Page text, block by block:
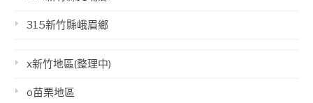
315新竹縣峨眉鄉
x新竹地區(整理中)
o苗栗地區